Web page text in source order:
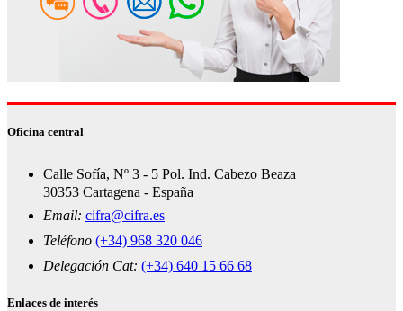
Oficina central
Calle Sofía, Nº 3 - 5 Pol. Ind. Cabezo Beaza
30353 Cartagena - España
Email: cifra@cifra.es
Teléfono (+34) 968 320 046
Delegación Cat: (+34) 640 15 66 68
Enlaces de interés